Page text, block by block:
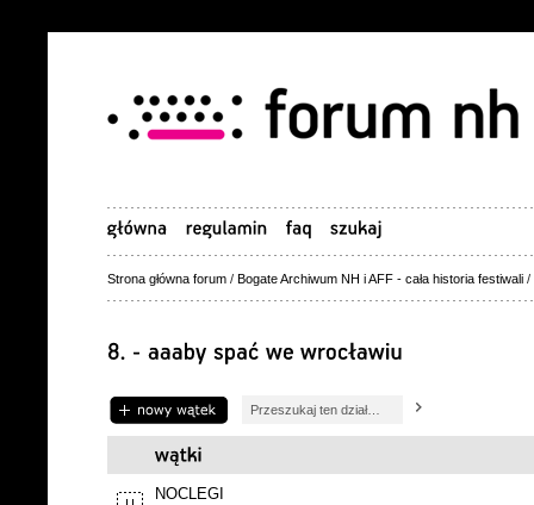
Strona główna forum / Bogate Archiwum NH i AFF - cała historia festiwali /
Napisz wątek
NOCLEGI